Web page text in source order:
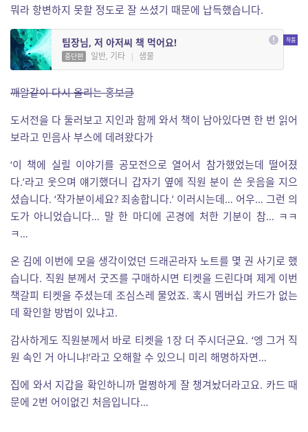
뭐라 항변하지 못할 정도로 잘 쓰셨기 때문에 납득했습니다.
팀장님, 저 아저씨 책 먹어요!
중단편 일반, 기타 | 샘물
깨알같이 다시 올리는 홍보글
도서전을 다 둘러보고 지인과 함께 와서 책이 남아있다면 한 번 읽어
보라고 민음사 부스에 데려왔다가
‘이 책에 실릴 이야기를 공모전으로 열어서 참가했었는데 떨어졌
다.’라고 웃으며 얘기했더니 갑자기 옆에 직원 분이 쓴 웃음을 지으
셨습니다. ‘작가분이세요? 죄송합니다.’ 이러시는데… 어우… 그런 의
도가 아니었습니다… 말 한 마디에 곤경에 처한 기분이 참… ㅋㅋ
ㅋ…
온 김에 이번에 모을 생각이었던 드래곤라자 노트를 몇 권 사기로 했
습니다. 직원 분께서 굿즈를 구매하시면 티켓을 드린다며 제게 이번
책갈피 티켓을 주셨는데 조심스레 물었죠. 혹시 멤버십 카드가 없는
데 확인할 방법이 있냐고.
감사하게도 직원분께서 바로 티켓을 1장 더 주시더군요. ‘엥 그거 직
원 속인 거 아니냐!’라고 오해할 수 있으니 미리 해명하자면…
집에 와서 지갑을 확인하니까 멀쩡하게 잘 챙겨놨더라고요. 카드 때
문에 2번 어이없긴 처음입니다…